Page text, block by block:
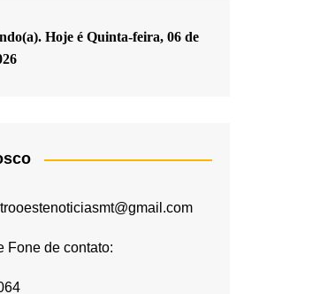
Hoje é Quinta-feira, 06 de
Fone de contato: